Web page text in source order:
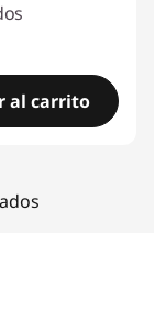
al carrito